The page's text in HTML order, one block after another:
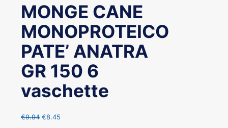
MONGE CANE
MONOPROTEICO
PATE’ ANATRA
GR 150 6
vaschette
€9.94 €8.45